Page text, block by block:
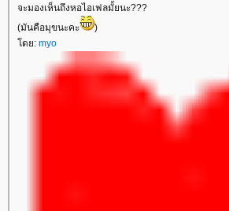
จะมองเห็นถึงหอไอเฟลมั้ยนะ???
(มันคือมุขนะคะ
)
โดย: myo